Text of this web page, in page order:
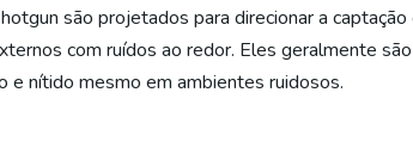
são projetados para direcionar a
com ruídos ao redor. Eles geralmente
e nítido mesmo em ambientes ruidosos.